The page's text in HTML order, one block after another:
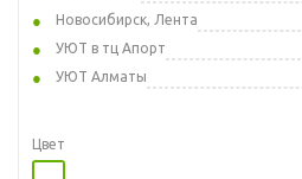
Новосибирск, Лента
УЮТ в тц Апорт
УЮТ Алматы
Цвет